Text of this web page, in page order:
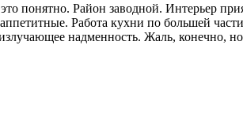
понятно. Район заводной. Интерьер
Работа кухни по большей
надменность. Жаль, конечно,